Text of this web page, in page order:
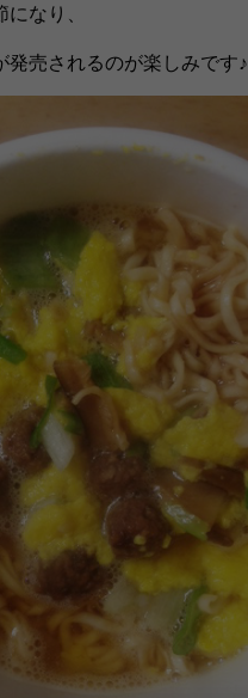
なり、
発売されるのが楽しみです♪